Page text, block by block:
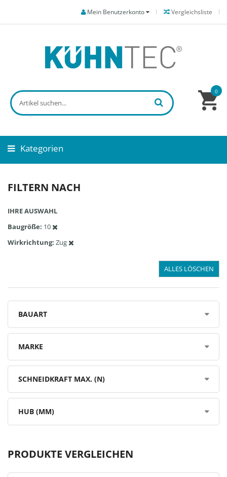
Vergleichsliste
Mein Benutzerkonto
0
Kategorien
FILTERN NACH
IHRE AUSWAHL
Baugröße 10
Wirkrichtung Zug
ALLES LÖSCHEN
BAUART
MARKE
SCHNEIDKRAFT MAX. (N)
HUB (MM)
PRODUKTE VERGLEICHEN